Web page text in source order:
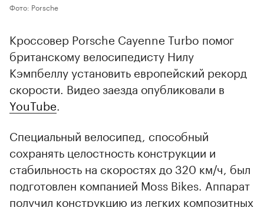
Фото: Porsche
Кроссовер Porsche Cayenne Turbo помог
британскому велосипедисту Нилу
Кэмпбеллу установить европейский рекорд
скорости. Видео заезда опубликовали в
YouTube
Специальный велосипед, способный
сохранять целостность конструкции и
стабильность на скоростях до 320 км/ч, был
подготовлен компанией Moss Bikes. Аппарат
получил конструкцию из легких композитных